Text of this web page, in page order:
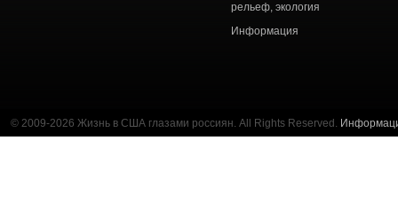
рельеф, экология
Информация
© 2009-2026 Жизнь в США глазами россиян. All Rights Reserved.